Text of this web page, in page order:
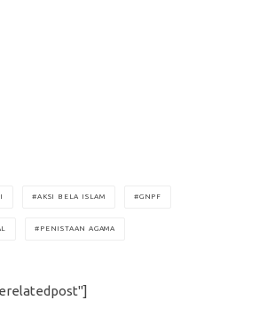
AKSI BELA ISLAM GNPF
PENISTAAN AGAMA